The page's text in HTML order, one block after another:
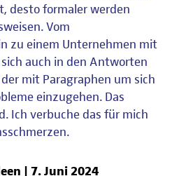
desto formaler werden
Vom
zu einem Unternehmen mit
sich auch in den Antworten
mit Paragraphen um sich
einzugehen. Das
Ich verbuche das für mich
| 7. Juni 2024